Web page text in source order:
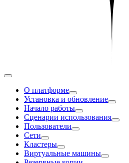
О платформе
Установка и обновление
Начало работы
Сценарии использования
Пользователи
Сети
Кластеры
Виртуальные машины